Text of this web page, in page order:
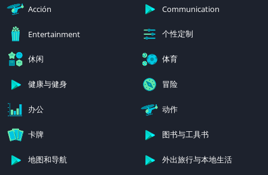
Acción Communication
Entertainment 个性定制
休闲 体育
健康与健身 冒险
办公 动作
卡牌 图书与工具书
地图和导航 外出旅行与本地生活